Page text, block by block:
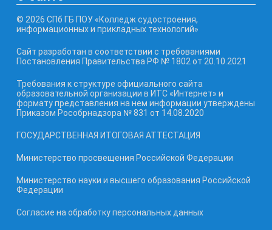
© 2026 СПб ГБ ПОУ «Колледж судостроения,
информационных и прикладных технологий»
Сайт разработан в соответствии с требованиями
Постановления Правительства РФ № 1802 от 20.10.2021
Требования к структуре официального сайта
образовательной организации в ИТС «Интернет» и
формату представления на нем информации утверждены
Приказом Рособрнадзора № 831 от 14.08.2020
ГОСУДАРСТВЕННАЯ ИТОГОВАЯ АТТЕСТАЦИЯ
Министерство просвещения Российской Федерации
Министерство науки и высшего образования Российской
Федерации
Согласие на обработку персональных данных